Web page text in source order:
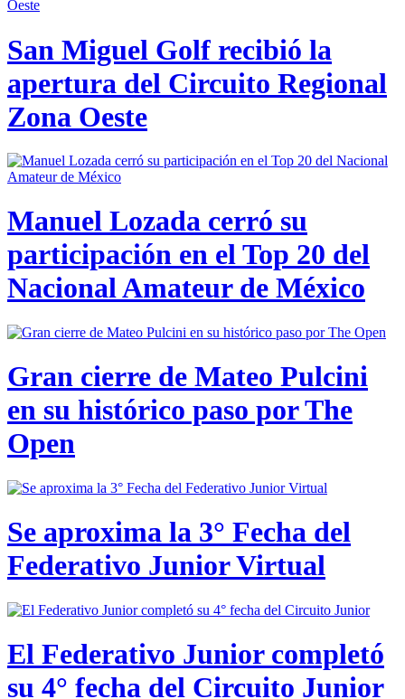
San Miguel Golf recibió la
apertura del Circuito Regional
Zona Oeste
Manuel Lozada cerró su
participación en el Top 20 del
Nacional Amateur de México
Gran cierre de Mateo Pulcini
en su histórico paso por The
Open
Se aproxima la 3° Fecha del
Federativo Junior Virtual
El Federativo Junior completó
su 4° fecha del Circuito Junior